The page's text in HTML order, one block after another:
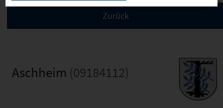
Aschheim (09184112)